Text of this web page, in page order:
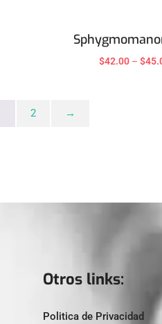
$42.00– $
2 →
Otros links:
Politica de Privacidad